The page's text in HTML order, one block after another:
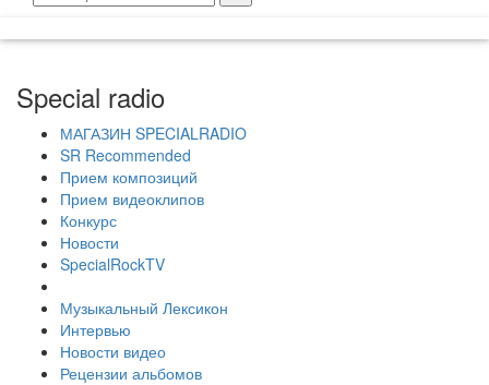
for:
Special radio
МАГАЗИН SPECIALRADIO
SR Recommended
Прием композиций
Прием видеоклипов
Конкурс
Новости
SpecialRockTV
Музыкальный Лексикон
Интервью
Новости видео
Рецензии альбомов